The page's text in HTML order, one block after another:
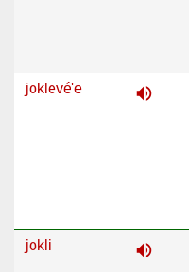
joklevé'e volume_up
jokli volume_up